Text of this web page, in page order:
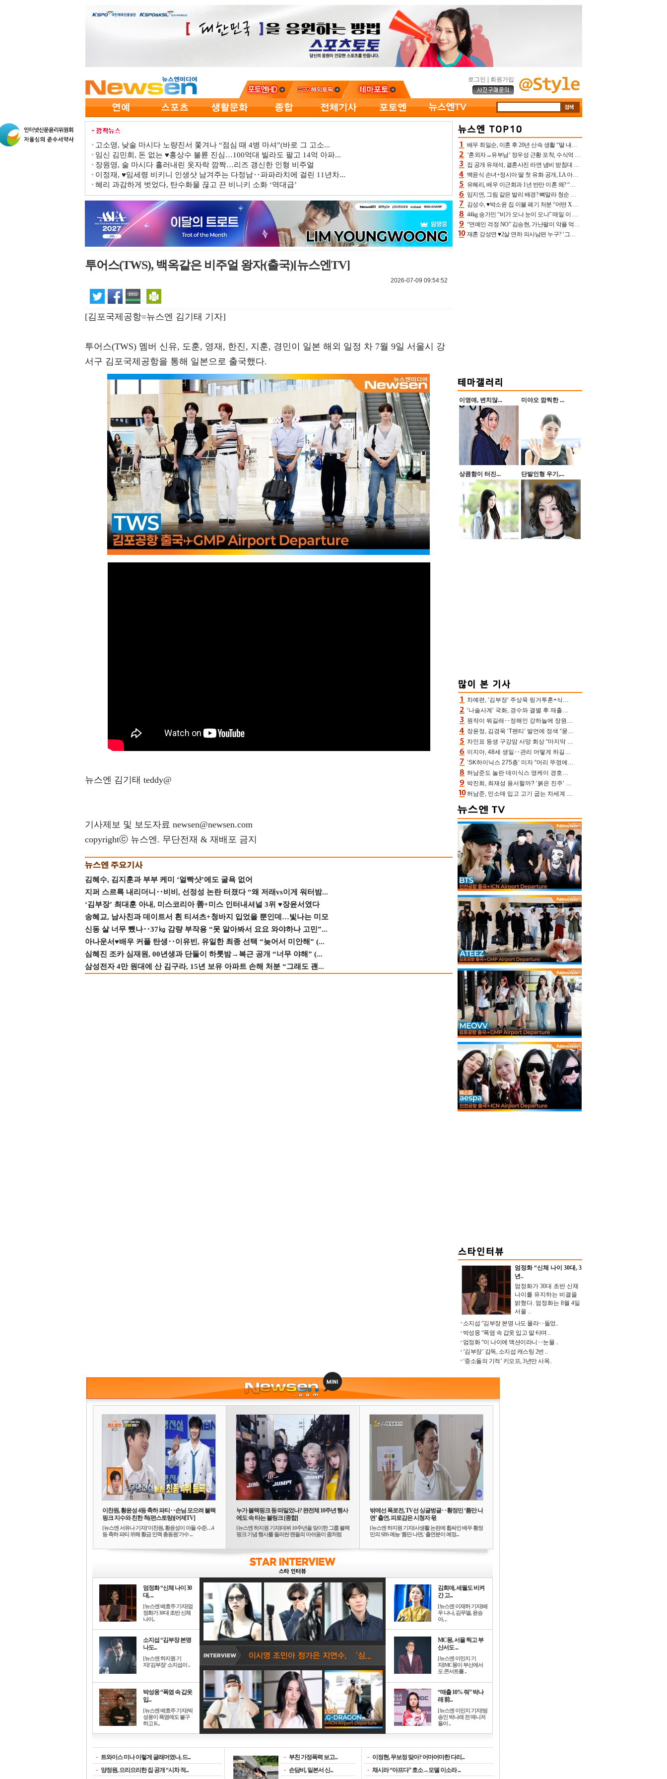
로그인 회원가입
고소영, 낮술 마시다 노량진서 쫓겨나 “점심 때 4병 마셔”(바로 그 고소...
임신 김민희, 돈 없는 ♥홍상수 불륜 진심…100억대 빌라도 팔고 14억 아파...
장원영, 술 마시다 흘러내린 옷자락 깜짝…리즈 갱신한 인형 비주얼
이정재, ♥임세령 비키니 인생샷 남겨주는 다정남‥파파라치에 걸린 11년차...
혜리 과감하게 벗었다, 탄수화물 끊고 끈 비니키 소화 ‘역대급’
투어스(TWS), 백옥같은 비주얼 왕자(출국)[뉴스엔TV]
2026-07-09 09:54:52
[김포국제공항=뉴스엔 김기태 기자]
투어스(TWS) 멤버 신유, 도훈, 영재, 한진, 지훈, 경민이 일본 해외 일정 차 7월 9일 서울시 강
서구 김포국제공항을 통해 일본으로 출국했다.
뉴스엔 김기태 teddy@
기사제보 및 보도자료 newsen@newsen.com
copyrightⓒ 뉴스엔. 무단전재 & 재배포 금지
김혜수, 김지훈과 부부 케미 ‘얼빡샷’에도 굴욕 없어
지퍼 스르륵 내리더니‥비비, 선정성 논란 터졌다 “왜 저래vs이게 워터밤...
‘김부장’ 최대훈 아내, 미스코리아 善+미스 인터내셔널 3위 ♥장윤서였다
송혜교, 남사친과 데이트서 흰 티셔츠+청바지 입었을 뿐인데…빛나는 미모
신동 살 너무 뺐나‥37㎏ 감량 부작용 “못 알아봐서 요요 와야하나 고민”...
아나운서♥배우 커플 탄생‥이유빈, 유일한 최종 선택 “늦어서 미안해” (...
심혜진 조카 심재원, 00년생과 단둘이 하룻밤→복근 공개 “너무 야해” (...
삼성전자 4만 원대에 산 김구라, 15년 보유 아파트 손해 처분 “그래도 괜...
배우 최일순, 이혼 후 20년 산속 생활 “딸 내가 버렸다고 원망‥맘 아파”(특종)[어제TV]
‘혼외자→유부남’ 정우성 근황 포착, 수식억 해킹 피해 후배 만났다 “존경하는”
집 공개 유재석, 결혼사진 라면 냄비 받침대 되고 분노‥가족사진도 피해(놀뭐)[어제TV]
백윤식 손녀+정시아 딸 첫 유화 공개, LA 아트쇼→서울국제조각페스타 작가다운 수준급 실력
유혜리, 배우 이근희과 1년 반만 이혼 왜? “식칼 꽂고 의자 던져” 충격 폭로(특종)[어제TV]
임지연, 그림 같은 발리 배경? 뼈말라 청순 비키니 핏에 상대 안 되네
김성수, ♥박소윤 집 이불 폐기 처분 “어떤 X이랑 썼을지 몰라” 질투(신랑수업2)[어제TV]
44kg 송가인 “비가 오나 눈이 오나” 매일 이 운동, 허벅지 근육량 상승+체지방 감소
“연예인 걱정 NO” 김승현, 가난팔이 악플 억울할만‥아내+딸과 日 여행
재혼 강성연 ♥2살 연하 의사남편 누구? ‘그알’ 자문의에 훈남 비주얼 초엘리트 스펙 [종합]
이영애, 변치않... 미야오 깜찍한 ...
상큼함이 터진... 단발인형 우기,...
차예련, ‘김부장’ 주상욱 링거투혼+식스팩 비화 “옷 벗는데 아저씨는 안 된다고”(차장금)
‘나솔사계’ 국화, 경수와 결별 후 재출연…첫인상 3표 몰표
원작이 뭐길래‥정해인 강하늘에 장원영까지 참여한 이 영화
장윤정, 김경욱 ‘T팬티’ 발언에 정색 “묻지 않았는데, 그것도 성희롱”(장공장)
차인표 동생 구강암 사망 회상 “마지막 순간 동생 손 잡아준 신애라, 두고두고 고마워” (신애라이프)
이지아, 48세 생일‥관리 어떻게 하길래 놀라운 동안 미모
‘SK하이닉스 275층’ 미자 “머리 뚜껑에서 사, 주식만 안 해도 돈 버는 것”
허남준도 놀란 데이식스 영케이 경호원병 과거 “그냥 돌았던 놈”
박진희, 최재성 용서할까? ‘붉은 진주’ 오늘(7일) 결말 나온다
허남준, 민소매 입고 고기 굽는 차세계 실존…영케이도 감탄한 팔근육(공케이)
엄정화 “신체 나이 30대, 3
년..
엄정화가 30대 초반 신체
나이를 유지하는 비결을
밝혔다. 엄정화는 8월 4일
서울 ..
소지섭 “김부장 본명 나도 몰라‥들었..
박성웅 “폭염 속 갑옷 입고 말 타며 ..
엄정화 “이 나이에 액션이라니‥눈물 ..
‘김부장’ 감독, 소지섭 캐스팅 2번 ..
‘중소돌의 기적’ 키오프, 3년만 사옥..
이찬원, 황윤성 4등 축하 파티‥손님 모으려 블랙
핑크 지수와 친한 척(편스토랑)[어제TV]
[뉴스엔 서유나 기자]'이찬원, 황윤성이 아들 수준…4
등 축하 파티 위해 황금 인맥 총동원'가수 ...
누가 블랙핑크 등 떠밀었나? 완전체 10주년 행사
에도 속 타는 블링크 [종합]
[뉴스엔 하지원 기자]데뷔 10주년을 맞이한 그룹 블랙
핑크 기념 행사를 둘러싼 팬들의 아쉬움이 좀처럼
밖에선 폭로전, TV선 싱글벙글‥황정민 ‘틈만 나
면’ 출연, 피로감은 시청자 몫
[뉴스엔 하지원 기자]사생활 논란에 휩싸인 배우 황정
민의 SBS 예능 '틈만 나면,' 출연분이 예정...
엄정화 “신체 나이 30
대, ...
[뉴스엔 배효주 기자]엄
정화가 30대 초반 신체
나이..
소지섭 “김부장 본명
나도...
[뉴스엔 하지원 기
자]'김부장' 소지섭이 ..
박성웅 “폭염 속 갑옷
입...
[뉴스엔 배효주 기자]박
성웅이 폭염에도 불구
하고 K..
김희애, 세월도 비켜
간 고...
[뉴스엔 이재하 기자]배
우 나나, 김무열, 윤승
아, ..
MC몽, 서울 찍고 부
산서도 ...
[뉴스엔 이민지 기
자]MC몽이 부산에서
도 콘서트를 ..
“매출 10% 줘” 박나
래 前...
[뉴스엔 이민지 기자]방
송인 박나래 전 매니저
들이 ..
- 트와이스 미나 이렇게 글래머였나, 드...
- 양정원, 으리으리한 집 공개 “시차 적...
- 부친 가정폭력 보고...
- 손담비, 일본서 신...
- 이정현, 무보정 맞아? 어마어마한 다리...
- 채시라 “아프다” 호소→모델 이소라 ...